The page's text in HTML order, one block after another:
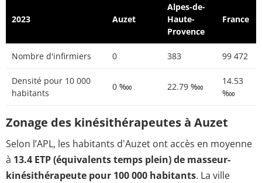
2023 Auzet
Alpes-de-
Haute-
Provence
France
Nombre d'infirmiers 0 383 99 472
Densité pour 10 000
habitants
0 ‱ 22.79 ‱
14.53
‱
Zonage des kinésithérapeutes à Auzet
Selon l’APL, les habitants d'Auzet ont accès en moyenne
à 13.4 ETP (équivalents temps plein) de masseur-
kinésithérapeute pour 100 000 habitants. La ville